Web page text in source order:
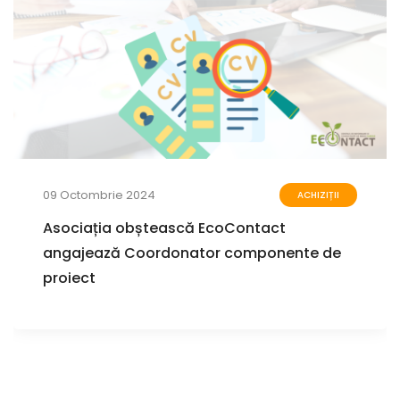
09 Octombrie 2024 ACHIZIȚII
Asociația obștească EcoContact
angajează Coordonator componente de
proiect